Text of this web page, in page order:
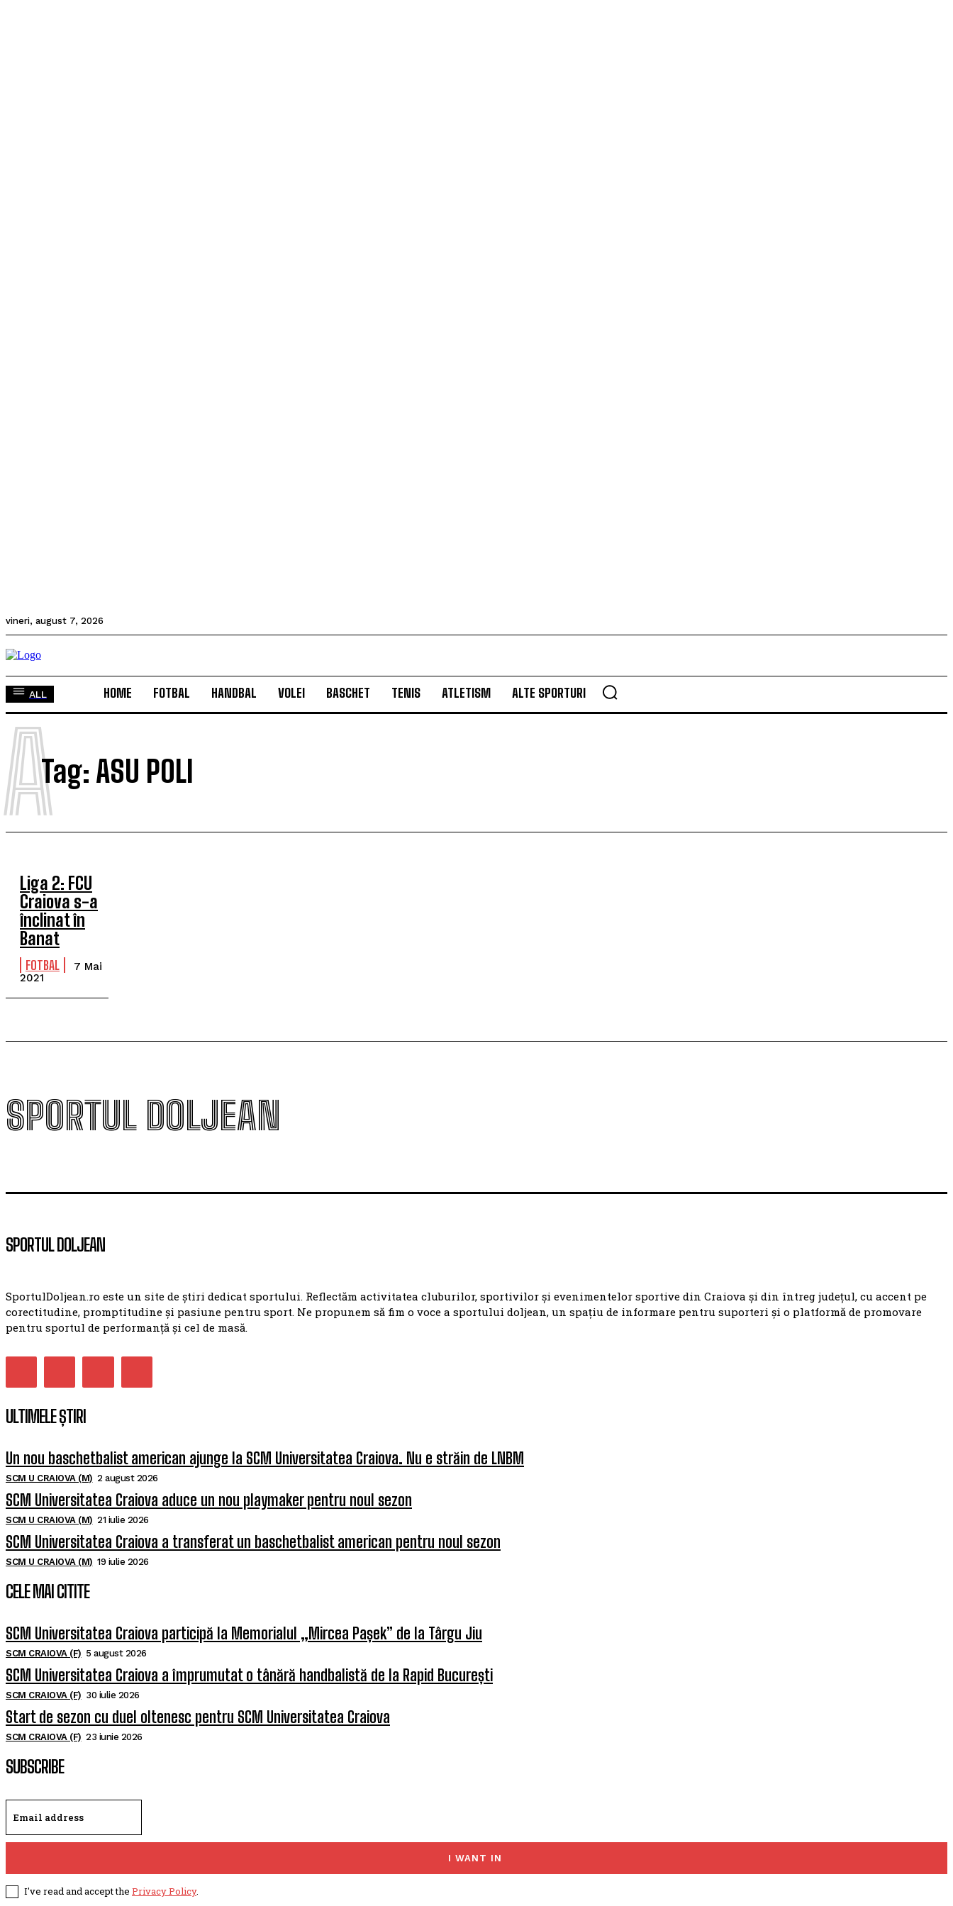
vineri, august 7, 2026
ALL HOME FOTBAL HANDBAL VOLEI BASCHET TENIS ATLETISM ALTE SPORTURI
Tag: ASU POLI
A
Liga 2: FCU
Craiova s-a
înclinat în
Banat
FOTBAL
7 Mai
2021
SPORTUL DOLJEAN
SPORTUL DOLJEAN
SportulDoljean.ro este un site de știri dedicat sportului. Reflectăm activitatea cluburilor, sportivilor și evenimentelor sportive din Craiova și din întreg județul, cu accent pe
corectitudine, promptitudine și pasiune pentru sport. Ne propunem să fim o voce a sportului doljean, un spațiu de informare pentru suporteri și o platformă de promovare
pentru sportul de performanță și cel de masă.
ULTIMELE ȘTIRI
Un nou baschetbalist american ajunge la SCM Universitatea Craiova. Nu e străin de LNBM
SCM U CRAIOVA (M) 2 august 2026
SCM Universitatea Craiova aduce un nou playmaker pentru noul sezon
SCM U CRAIOVA (M) 21 iulie 2026
SCM Universitatea Craiova a transferat un baschetbalist american pentru noul sezon
SCM U CRAIOVA (M) 19 iulie 2026
CELE MAI CITITE
SCM Universitatea Craiova participă la Memorialul „Mircea Pașek” de la Târgu Jiu
SCM CRAIOVA (F) 5 august 2026
SCM Universitatea Craiova a împrumutat o tânără handbalistă de la Rapid București
SCM CRAIOVA (F) 30 iulie 2026
Start de sezon cu duel oltenesc pentru SCM Universitatea Craiova
SCM CRAIOVA (F) 23 iunie 2026
SUBSCRIBE
I WANT IN
I've read and accept the Privacy Policy.